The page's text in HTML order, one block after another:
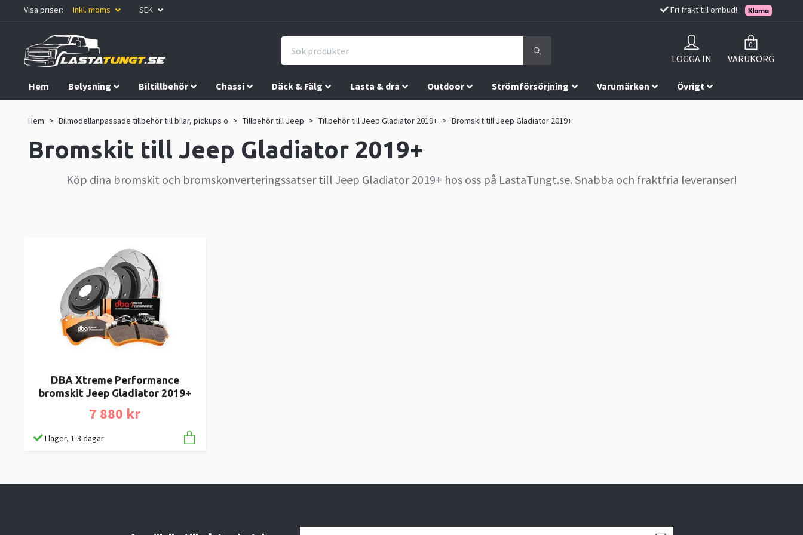
Visa priser: Inkl. moms SEK Fri frakt till ombud!
LOGGA IN
0
VARUKORG
Hem Belysning Biltillbehör Chassi Däck & Fälg Lasta & dra Outdoor Strömförsörjning Varumärken Övrigt
Hem Bilmodellanpassade tillbehör till bilar, pickups o Tillbehör till Jeep Tillbehör till Jeep Gladiator 2019+ Bromskit till Jeep Gladiator 2019+
Bromskit till Jeep Gladiator 2019+
Köp dina bromskit och bromskonverteringssatser till Jeep Gladiator 2019+ hos oss på LastaTungt.se. Snabba och fraktfria leveranser!
DBA Xtreme Performance
bromskit Jeep Gladiator 2019+
7 880 kr
I lager, 1-3 dagar